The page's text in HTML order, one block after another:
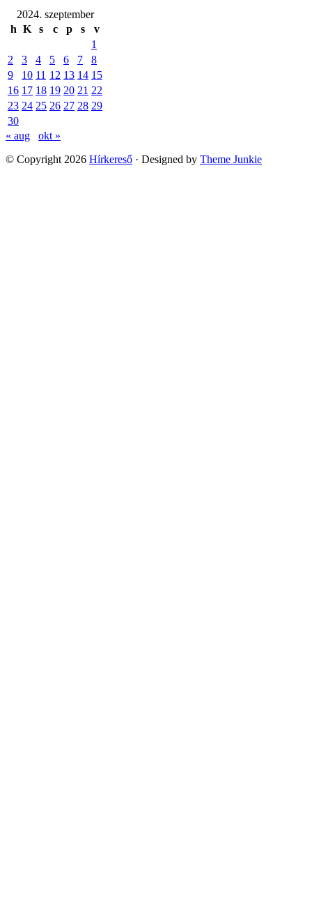
2024. szeptember
h K s c p s
v
1
2
3 4 5 6 7
8
9
10 11 12 13 14 15
16 17 18 19 20 21 22
23 24 25 26 27 28 29
30
« aug
okt »
© Copyright 2026 Hírkereső · Designed by Theme Junkie